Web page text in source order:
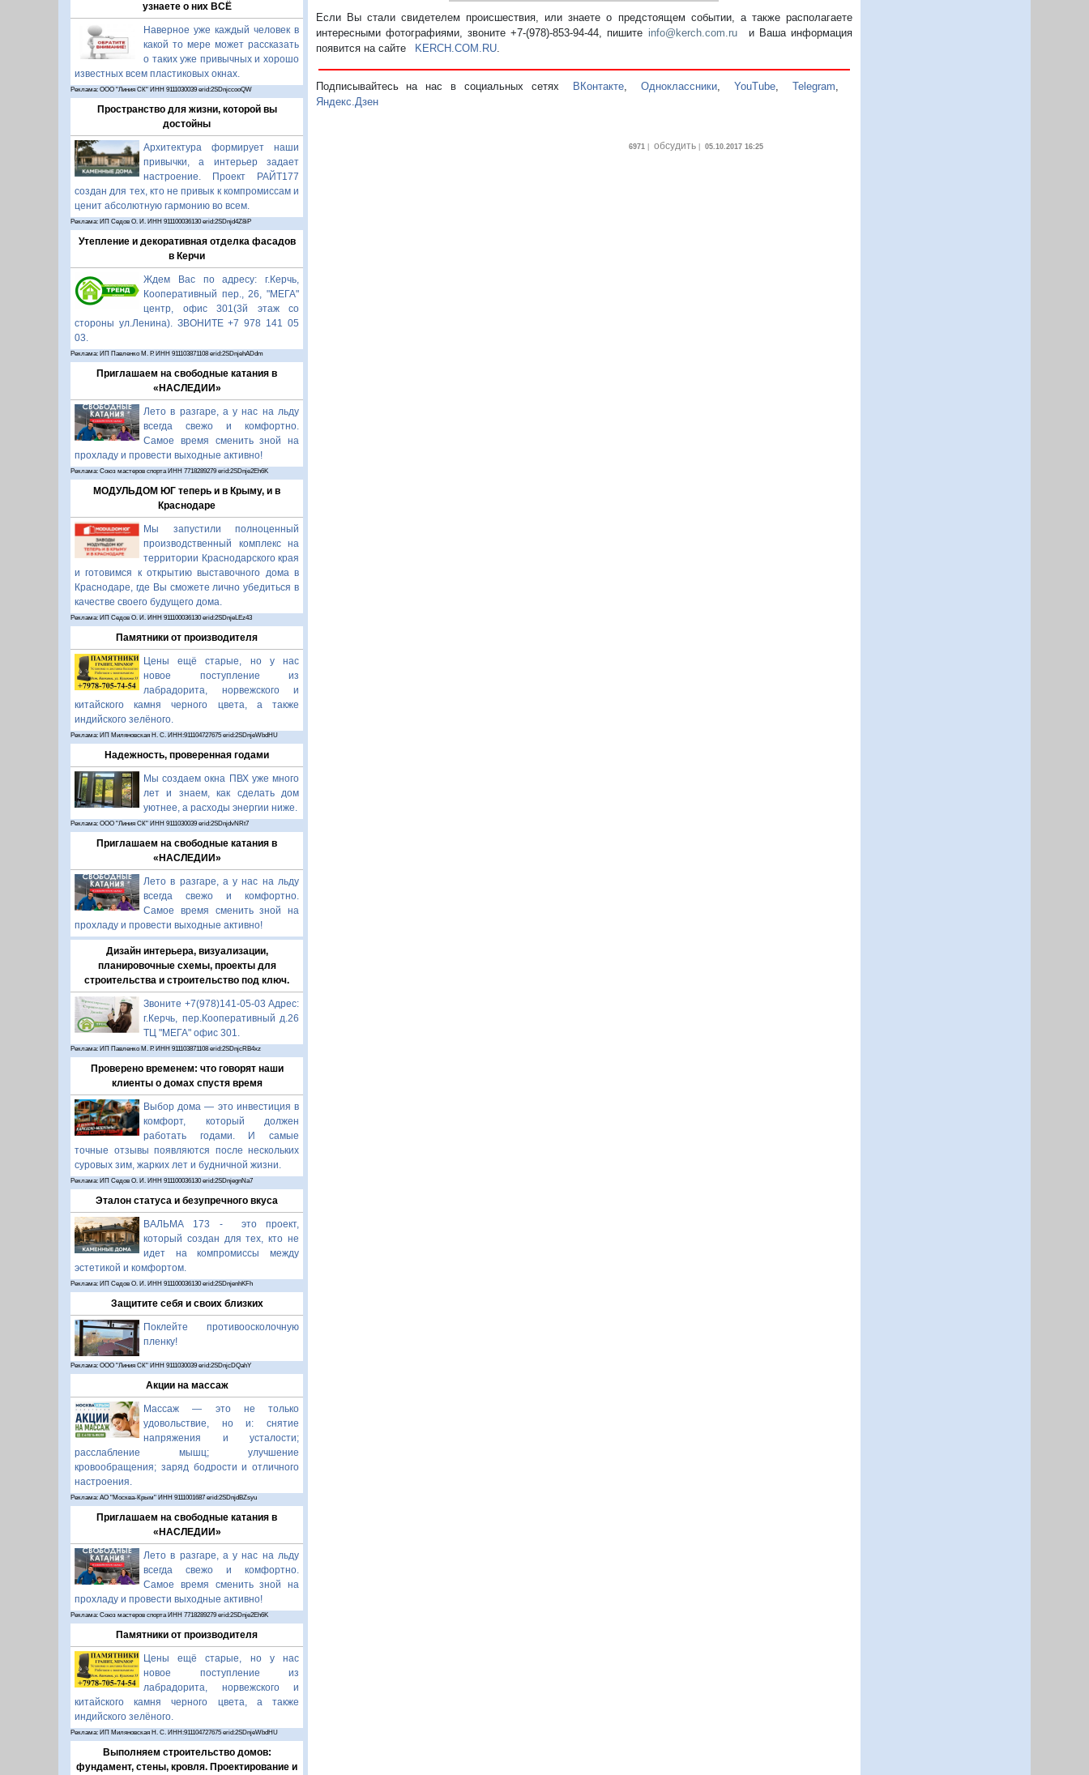
узнаете о них ВСЁ
Наверное уже каждый человек в
какой то мере может рассказать
о таких уже привычных и хорошо
известных всем пластиковых окнах.
Реклама: ООО "Линия СК" ИНН 9111030039 erid:2SDnjccooQW
Пространство для жизни, которой вы
достойны
Архитектура формирует наши
привычки, а интерьер задает
настроение. Проект РАЙТ177
создан для тех, кто не привык к компромиссам и
ценит абсолютную гармонию во всем.
Реклама: ИП Седов О. И. ИНН 911100036130 erid:2SDnjd4Z8iP
Утепление и декоративная отделка фасадов
в Керчи
Ждем Вас по адресу: г.Керчь,
Кооперативный пер., 26, "МЕГА"
центр, офис 301(3й этаж со
стороны ул.Ленина). ЗВОНИТЕ +7 978 141 05
03.
Реклама: ИП Павленко М. Р. ИНН 911103871108 erid:2SDnjehADdm
Приглашаем на свободные катания в
«НАСЛЕДИИ»
Лето в разгаре, а у нас на льду
всегда свежо и комфортно.
Самое время сменить зной на
прохладу и провести выходные активно!
Реклама: Союз мастеров спорта ИНН 7718289279 erid:2SDnje2Eh6K
МОДУЛЬДОМ ЮГ теперь и в Крыму, и в
Краснодаре
Мы запустили полноценный
производственный комплекс на
территории Краснодарского края
и готовимся к открытию выставочного дома в
Краснодаре, где Вы сможете лично убедиться в
качестве своего будущего дома.
Реклама: ИП Седов О. И. ИНН 911100036130 erid:2SDnjeLEz43
Памятники от производителя
Цены ещё старые, но у нас
новое поступление из
лабрадорита, норвежского и
китайского камня черного цвета, а также
индийского зелёного.
Реклама: ИП Миляновская Н. С. ИНН:911104727675 erid:2SDnjeWbdHU
Надежность, проверенная годами
Мы создаем окна ПВХ уже много
лет и знаем, как сделать дом
уютнее, а расходы энергии ниже.
Реклама: ООО "Линия СК" ИНН 9111030039 erid:2SDnjdvNRt7
Приглашаем на свободные катания в
«НАСЛЕДИИ»
Лето в разгаре, а у нас на льду
всегда свежо и комфортно.
Самое время сменить зной на
прохладу и провести выходные активно!
Дизайн интерьера, визуализации,
планировочные схемы, проекты для
строительства и строительство под ключ.
Звоните +7(978)141-05-03 Адрес:
г.Керчь, пер.Кооперативный д.26
ТЦ "МЕГА" офис 301.
Реклама: ИП Павленко М. Р. ИНН 911103871108 erid:2SDnjcRB4xz
Проверено временем: что говорят наши
клиенты о домах спустя время
Выбор дома — это инвестиция в
комфорт, который должен
работать годами. И самые
точные отзывы появляются после нескольких
суровых зим, жарких лет и будничной жизни.
Реклама: ИП Седов О. И. ИНН 911100036130 erid:2SDnjegnNa7
Эталон статуса и безупречного вкуса
ВАЛЬМА 173 - это проект,
который создан для тех, кто не
идет на компромиссы между
эстетикой и комфортом.
Реклама: ИП Седов О. И. ИНН 911100036130 erid:2SDnjenhKFh
Защитите себя и своих близких
Поклейте противоосколочную
пленку!
Реклама: ООО "Линия СК" ИНН 9111030039 erid:2SDnjcDQahY
Акции на массаж
Массаж — это не только
удовольствие, но и: снятие
напряжения и усталости;
расслабление мышц; улучшение
кровообращения; заряд бодрости и отличного
настроения.
Реклама: АО "Москва-Крым" ИНН 9111001687 erid:2SDnjdBZsyu
Приглашаем на свободные катания в
«НАСЛЕДИИ»
Лето в разгаре, а у нас на льду
всегда свежо и комфортно.
Самое время сменить зной на
прохладу и провести выходные активно!
Реклама: Союз мастеров спорта ИНН 7718289279 erid:2SDnje2Eh6K
Памятники от производителя
Цены ещё старые, но у нас
новое поступление из
лабрадорита, норвежского и
китайского камня черного цвета, а также
индийского зелёного.
Реклама: ИП Миляновская Н. С. ИНН:911104727675 erid:2SDnjeWbdHU
Выполняем строительство домов:
фундамент, стены, кровля. Проектирование и
Если Вы стали свидетелем происшествия, или знаете о предстоящем событии, а также располагаете
интересными фотографиями, звоните +7-(978)-853-94-44, пишите info@kerch.com.ru и Ваша информация
появится на сайте KERCH.COM.RU.
Подписывайтесь на нас в социальных сетях ВКонтакте Одноклассники ,YouTube ,Telegram
Яндекс.Дзен
6971 обсудить| 05.10.2017 16:25